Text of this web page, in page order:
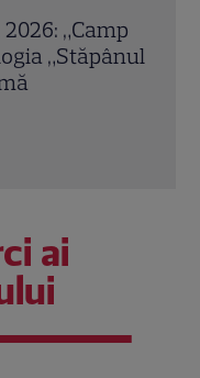
Disney+
seriale noi,
top
ai